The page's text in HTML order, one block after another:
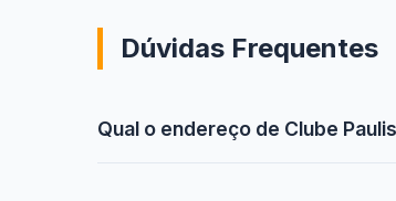
Dúvidas Frequentes
Qual o endereço de Clube